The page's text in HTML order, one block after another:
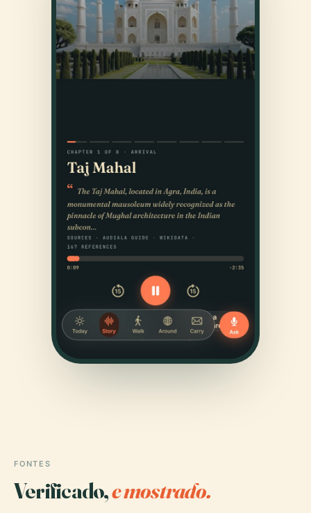
FONTES
Verificado,e mostrado.